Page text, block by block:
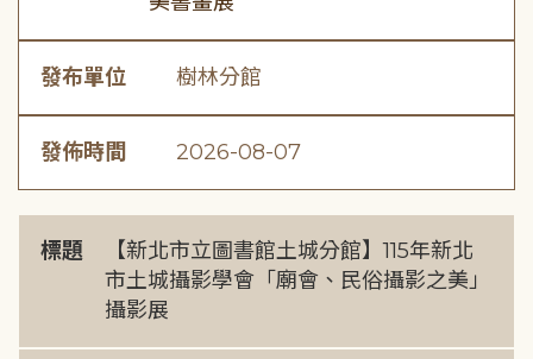
發布單位 樹林分館
發佈時間 2026-08-07
標題
【新北市立圖書館土城分館】115年新北
市土城攝影學會「廟會、民俗攝影之美」
攝影展